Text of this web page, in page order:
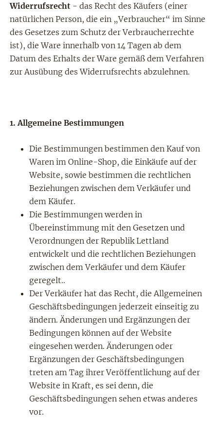
Widerrufsrecht - das Recht des Käufers (einer
natürlichen Person, die ein „Verbraucher“ im Sinne
des Gesetzes zum Schutz der Verbraucherrechte
ist), die Ware innerhalb von 14 Tagen ab dem
Datum des Erhalts der Ware gemäß dem Verfahren
zur Ausübung des Widerrufsrechts abzulehnen.
1. Allgemeine Bestimmungen
Die Bestimmungen bestimmen den Kauf von
Waren im Online-Shop, die Einkäufe auf der
Website, sowie bestimmen die rechtlichen
Beziehungen zwischen dem Verkäufer und
dem Käufer.
Die Bestimmungen werden in
Übereinstimmung mit den Gesetzen und
Verordnungen der Republik Lettland
entwickelt und die rechtlichen Beziehungen
zwischen dem Verkäufer und dem Käufer
geregelt..
Der Verkäufer hat das Recht, die Allgemeinen
Geschäftsbedingungen jederzeit einseitig zu
ändern. Änderungen und Ergänzungen der
Bedingungen können auf der Website
eingesehen werden. Änderungen oder
Ergänzungen der Geschäftsbedingungen
treten am Tag ihrer Veröffentlichung auf der
Website in Kraft, es sei denn, die
Geschäftsbedingungen sehen etwas anderes
vor.